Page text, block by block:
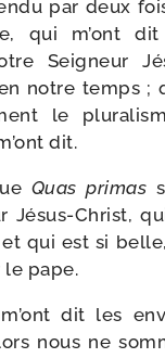
par deux
qui m’ont
Seigneur
notre temps ;
le
dit.
Quas pri­mas
Jésus-​Christ,
et qui est si
le pape.
dit les
nous ne